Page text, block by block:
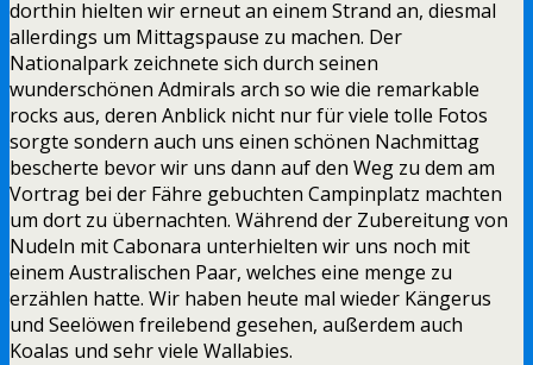
dorthin hielten wir erneut an einem Strand an, diesmal
allerdings um Mittagspause zu machen. Der
Nationalpark zeichnete sich durch seinen
wunderschönen Admirals arch so wie die remarkable
rocks aus, deren Anblick nicht nur für viele tolle Fotos
sorgte sondern auch uns einen schönen Nachmittag
bescherte bevor wir uns dann auf den Weg zu dem am
Vortrag bei der Fähre gebuchten Campinplatz machten
um dort zu übernachten. Während der Zubereitung von
Nudeln mit Cabonara unterhielten wir uns noch mit
einem Australischen Paar, welches eine menge zu
erzählen hatte. Wir haben heute mal wieder Kängerus
und Seelöwen freilebend gesehen, außerdem auch
Koalas und sehr viele Wallabies.